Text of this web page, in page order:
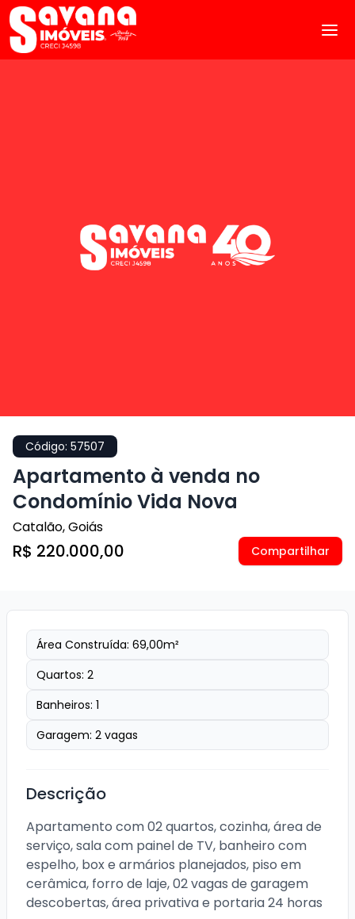
Código: 57507
Apartamento à venda no
Condomínio Vida Nova
Catalão,Goiás
R$ 220.000,00 Compartilhar
Área Construída: 69,00m²
Quartos: 2
Banheiros: 1
Garagem: 2 vagas
Descrição
Apartamento com 02 quartos, cozinha, área de
serviço, sala com painel de TV, banheiro com
espelho, box e armários planejados, piso em
cerâmica, forro de laje, 02 vagas de garagem
descobertas, área privativa e portaria 24 horas